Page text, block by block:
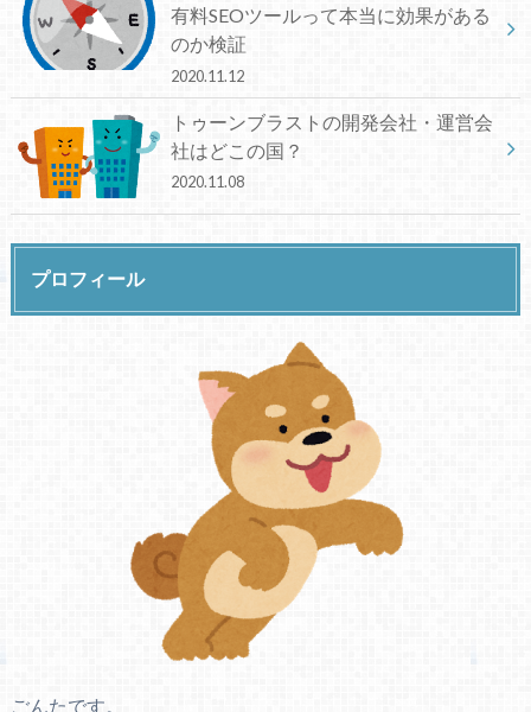
有料SEOツールって本当に効果がある
のか検証
2020.11.12
トゥーンブラストの開発会社・運営会
社はどこの国？
2020.11.08
プロフィール
ごんたです。